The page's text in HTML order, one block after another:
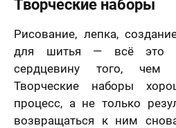
Творческие наборы
Рисование, лепка,
для шитья — всё это
сердцевину того, чем
Творческие наборы
процесс, а не только
возвращаться к ним